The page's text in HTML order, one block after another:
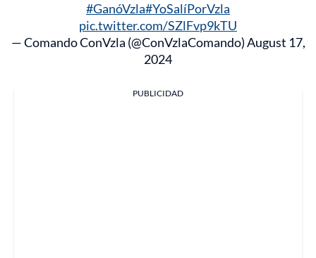
#GanóVzla#YoSalíPorVzla
pic.twitter.com/SZlFvp9kTU
— Comando ConVzla (@ConVzlaComando)August 17,
2024
PUBLICIDAD